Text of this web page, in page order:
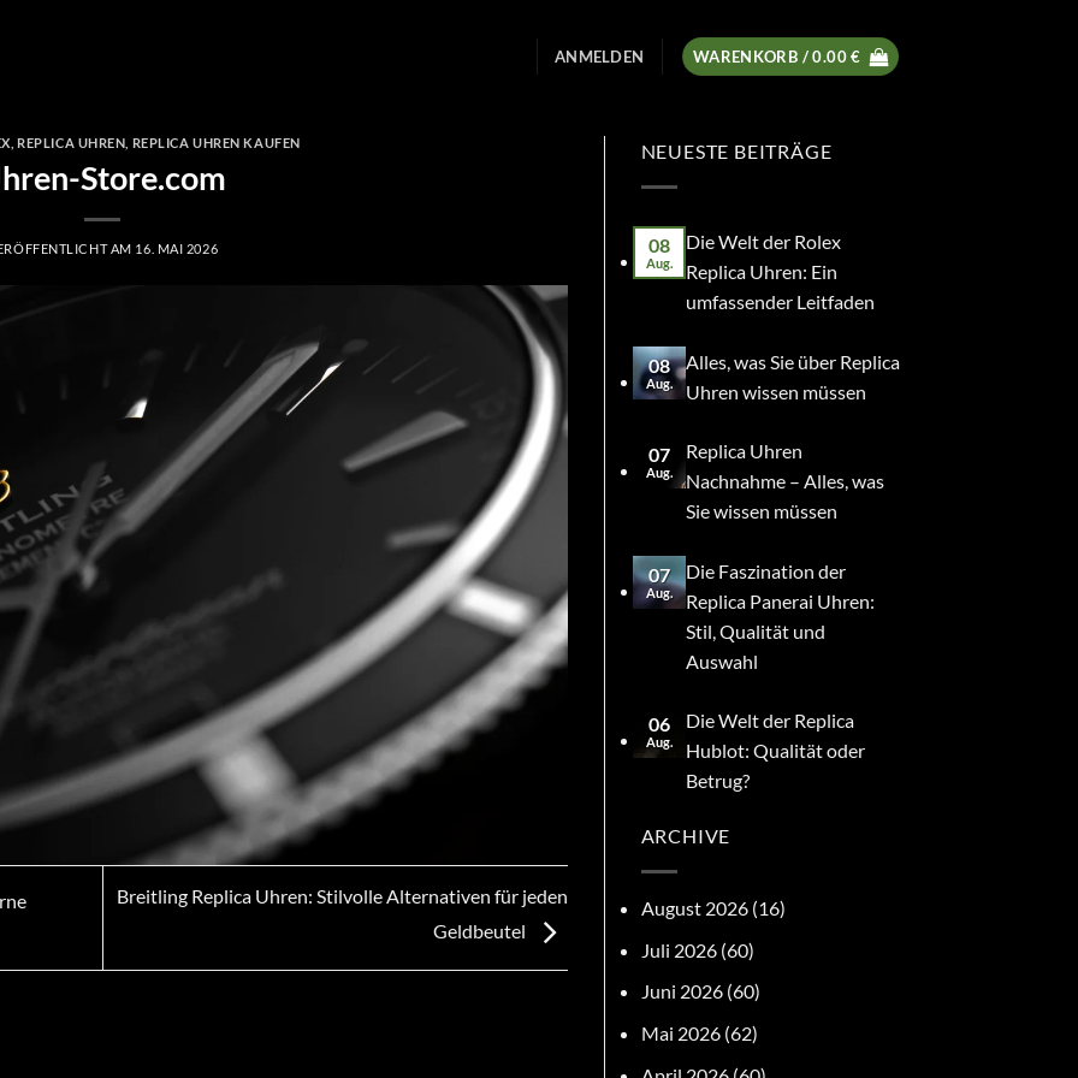
ANMELDEN WARENKORB /0.00€
,REPLICA UHREN REPLICA UHREN KAUFEN
Store.com
AM 16. MAI 2026
Breitling Replica Uhren: Stilvolle Alternativen für jeden
Geldbeutel
NEUESTE BEITRÄGE
08
Aug.
Die Welt der Rolex
Replica Uhren: Ein
umfassender Leitfaden
08
Aug.
Alles, was Sie über Replica
Uhren wissen müssen
07
Aug.
Replica Uhren
Nachnahme – Alles, was
Sie wissen müssen
07
Aug.
Die Faszination der
Replica Panerai Uhren:
Stil, Qualität und
Auswahl
06
Aug.
Die Welt der Replica
Hublot: Qualität oder
Betrug?
ARCHIVE
August 2026(16)
Juli 2026(60)
Juni 2026(60)
Mai 2026(62)